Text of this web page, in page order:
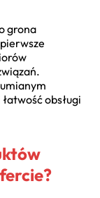
grona
obsługi